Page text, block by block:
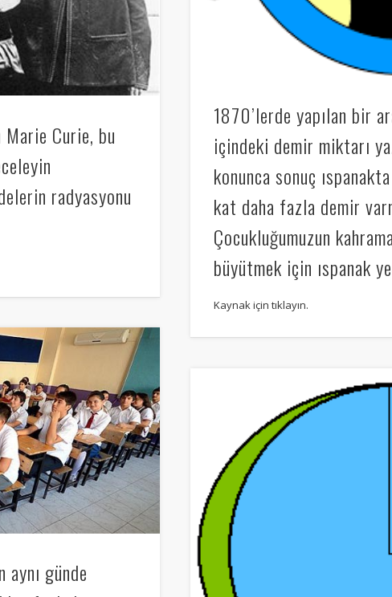
1870’lerde yapılan bir
içindeki demir miktarı
konunca sonuç
kat daha fazla demir
Çocukluğumuzun
büyütmek için ıspanak
Kaynak için tıklayın.
Marie Curie, bu
radyasyonu
günde